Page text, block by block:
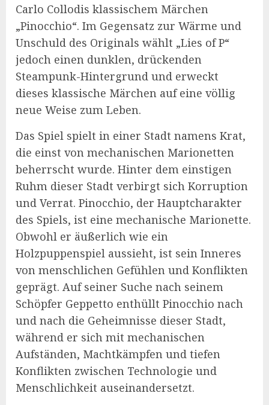
Carlo Collodis klassischem Märchen
„Pinocchio“. Im Gegensatz zur Wärme und
Unschuld des Originals wählt „Lies of P“
jedoch einen dunklen, drückenden
Steampunk-Hintergrund und erweckt
dieses klassische Märchen auf eine völlig
neue Weise zum Leben.
Das Spiel spielt in einer Stadt namens Krat,
die einst von mechanischen Marionetten
beherrscht wurde. Hinter dem einstigen
Ruhm dieser Stadt verbirgt sich Korruption
und Verrat. Pinocchio, der Hauptcharakter
des Spiels, ist eine mechanische Marionette.
Obwohl er äußerlich wie ein
Holzpuppenspiel aussieht, ist sein Inneres
von menschlichen Gefühlen und Konflikten
geprägt. Auf seiner Suche nach seinem
Schöpfer Geppetto enthüllt Pinocchio nach
und nach die Geheimnisse dieser Stadt,
während er sich mit mechanischen
Aufständen, Machtkämpfen und tiefen
Konflikten zwischen Technologie und
Menschlichkeit auseinandersetzt.